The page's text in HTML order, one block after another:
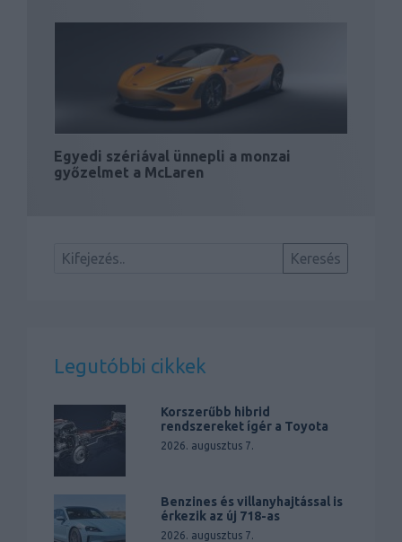
Egyedi szériával ünnepli a monzai
győzelmet a McLaren
Legutóbbi cikkek
Korszerűbb hibrid
rendszereket ígér a Toyota
2026. augusztus 7.
Benzines és villanyhajtással is
érkezik az új 718-as
2026. augusztus 7.